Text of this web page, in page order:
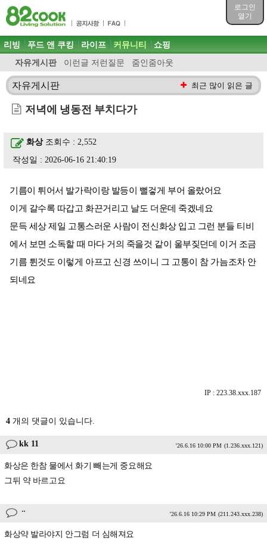
로그인
열기
목차
주메뉴 바로가기
컨텐츠 바로가기
검색 바로가기
로그인 바로가기
주메뉴
리빙 푸드 앤 쿠킹 라이프 커뮤니티
자유게시판 이런글 저런질문 줌인줌아웃
쇼핑
자유게시판 최근 많이 읽은 글
저녁에 냉동전 부치다가
화상조회수 : 2,552
작성일 : 2026-06-16 21:40:19
기름이 튀어서 발가락이랑 발등이 뻘겋게 부어 올랐어요
이게 갈수록 따갑고 화끈거리고 날도 더운데 죽겠네요
문득 세상 제일 고통스러운 사람이 전신화상 입고 그런 분들 티비
에서 보면 소독할 때 마다 거의 죽을것 같이 울부짖던데 이거 조금
기름 튄것도 이렇게 아프고 신경 쓰이니 그 고통이 참 가늠조차 안
되네요
IP : 223.38.xxx.187
4 개의 댓글이 있습니다.
kk 11 '26.6.16 10:00 PM (1.236.xxx.121)
화상은 한참 물에서 화기 빼는게 중요해요
그뒤 약 바르고요
ᆢ '26.6.16 10:29 PM (211.243.xxx.238)
화상약 발라야지 안그럼 더 심해져요